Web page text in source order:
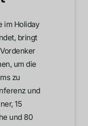
im Holiday
bringt
um die
zu
und
15
und 80